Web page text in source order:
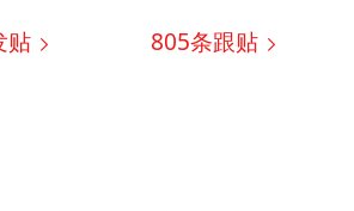
贴 805条跟贴